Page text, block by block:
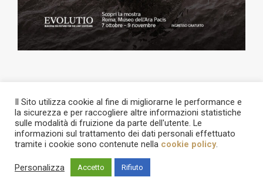
Direttore responsabile: Giuseppe Geppino D’Amico - Vice direttore:
Il Sito utilizza cookie al fine di migliorarne le performance e
la sicurezza e per raccogliere altre informazioni statistiche
sulle modalità di fruizione da parte dell'utente. Le
informazioni sul trattamento dei dati personali effettuato
tramite i cookie sono contenute nella cookie policy.
Personalizza Accetto Rifiuto